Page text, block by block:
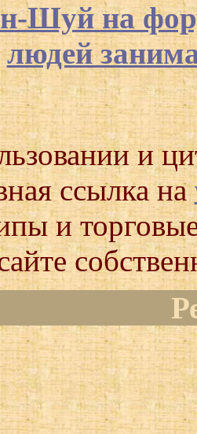
Шуй на
людей
и
ссылка на
и